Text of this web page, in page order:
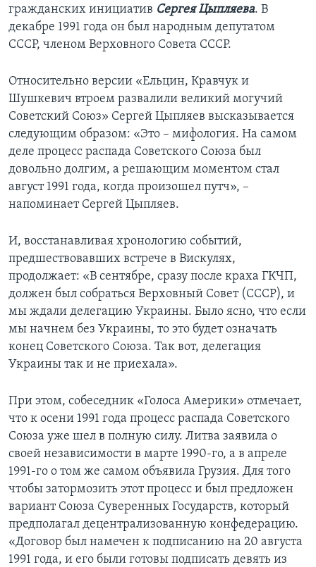
гражданских инициатив Сергея Цыпляева. В
декабре 1991 года он был народным депутатом
СССР, членом Верховного Совета СССР.
Относительно версии «Ельцин, Кравчук и
Шушкевич втроем развалили великий могучий
Советский Союз» Сергей Цыпляев высказывается
следующим образом: «Это – мифология. На самом
деле процесс распада Советского Союза был
довольно долгим, а решающим моментом стал
август 1991 года, когда произошел путч», –
напоминает Сергей Цыпляев.
И, восстанавливая хронологию событий,
предшествовавших встрече в Вискулях,
продолжает: «В сентябре, сразу после краха ГКЧП,
должен был собраться Верховный Совет (СССР), и
мы ждали делегацию Украины. Было ясно, что если
мы начнем без Украины, то это будет означать
конец Советского Союза. Так вот, делегация
Украины так и не приехала».
При этом, собеседник «Голоса Америки» отмечает,
что к осени 1991 года процесс распада Советского
Союза уже шел в полную силу. Литва заявила о
своей независимости в марте 1990-го, а в апреле
1991-го о том же самом объявила Грузия. Для того
чтобы затормозить этот процесс и был предложен
вариант Союза Суверенных Государств, который
предполагал децентрализованную конфедерацию.
«Договор был намечен к подписанию на 20 августа
1991 года, и его были готовы подписать девять из